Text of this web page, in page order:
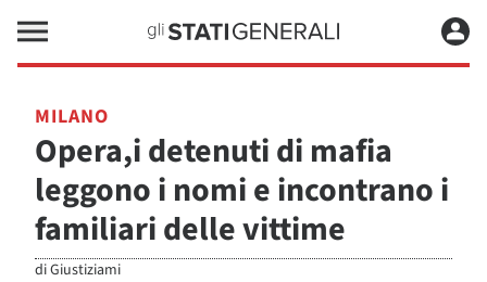
MILANO
Opera,i detenuti di mafia
leggono i nomi e incontrano i
familiari delle vittime
diGiustiziami